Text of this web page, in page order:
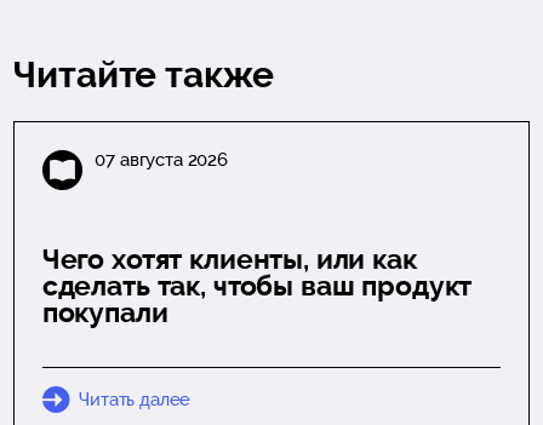
Читайте также
07 августа 2026
Чего хотят клиенты, или как
сделать так, чтобы ваш продукт
покупали
Читать далее